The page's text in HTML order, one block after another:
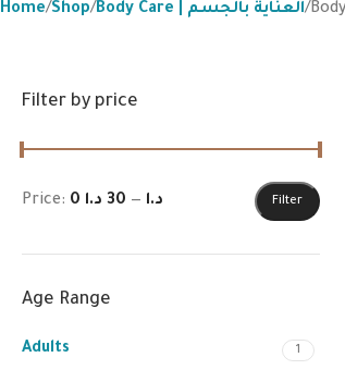
Home Shop Body Care | العناية بالجسم
Filter by price
Filter
Price: 0 د.ا — 30 د.ا
Age Range
Adults 1